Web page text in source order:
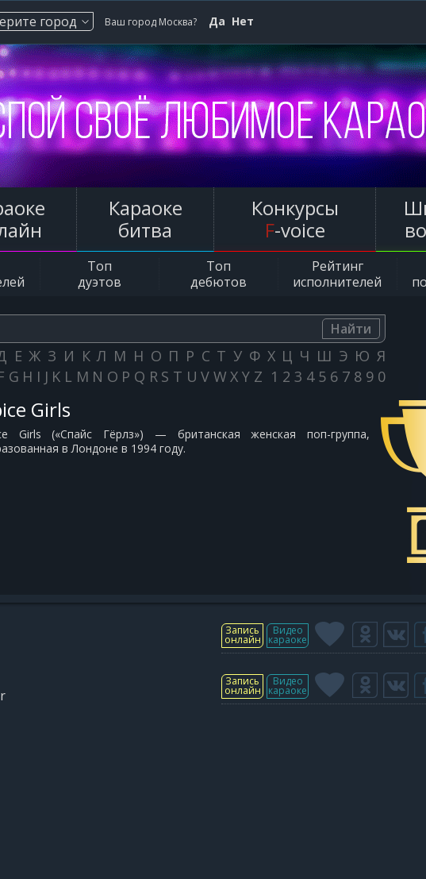
город Ваш город Москва? Да Нет
Караоке
битва
Конкурсы
F-voice
Топ
дуэтов
Топ
дебютов
Рейтинг
исполнителей
Найти
Е Ж З И К Л М Н О П Р С Т У Ф Х Ц Ч Ш Э Ю Я
G H I J K L M N O P Q R S T U V W X Y Z 1 2 3 4 5 6 7 8 9 0
Girls
Girls («Спайс Гёрлз») — британская женская поп-группа,
в Лондоне в 1994 году.